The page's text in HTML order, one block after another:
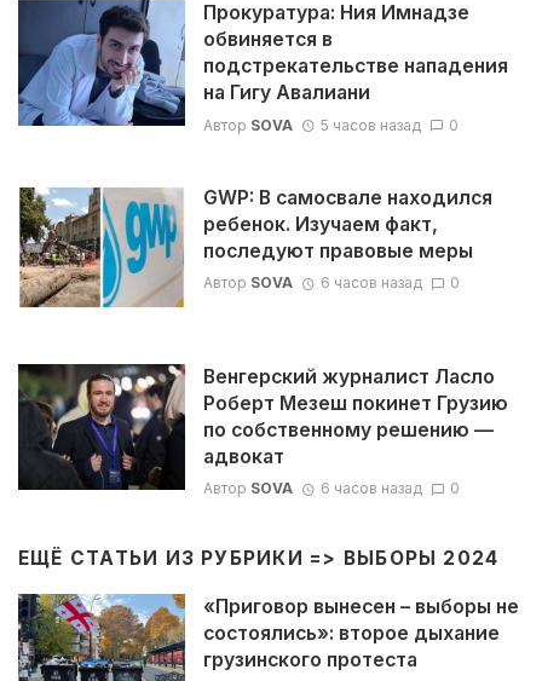
Прокуратура: Ния Имнадзе
обвиняется в
подстрекательстве нападения
на Гигу Авалиани
Автор SOVA 5 часов назад 0
GWP: В самосвале находился
ребенок. Изучаем факт,
последуют правовые меры
Автор SOVA 6 часов назад 0
Венгерский журналист Ласло
Роберт Мезеш покинет Грузию
по собственному решению —
адвокат
Автор SOVA 6 часов назад 0
ЕЩЁ СТАТЬИ ИЗ РУБРИКИ => ВЫБОРЫ 2024
«Приговор вынесен – выборы не
состоялись»: второе дыхание
грузинского протеста